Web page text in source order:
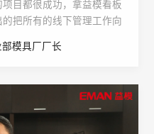
目都很成功，拿益模看板
把所有的线下管理工作向
模具厂厂长